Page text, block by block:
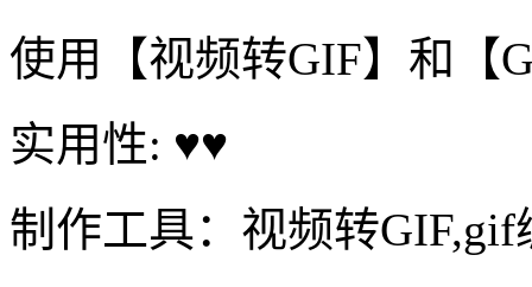
使用【视频转GIF】和【
实用性: ♥♥
制作工具：视频转GIF,gif